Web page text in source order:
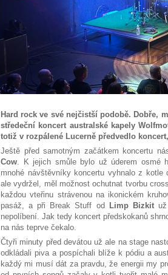
Hard rock ve své nejčistší podobě. Dobře,
středeční koncert australské kapely
totiž v rozpálené Lucerně předvedlo
Ještě před samotným začátkem koncertu
Cow. K jejich smůle bylo už úderem osmé
mnohé návštěvníky koncertu vyhnalo z
ale vydržel, měl možnost ochutnat tvorbu
každou vteřinu strávenou na ikonickém
pasáž, a při Break Stuff od
Limp Bizkituž
nepolíbení. Jak tedy koncert předskokanů
na nás teprve čekalo.
Čtyři minuty před devátou už ale na stage
odkládali piva a pospíchali blíže k pódiu a
každý mi musí dát za pravdu, že energii my